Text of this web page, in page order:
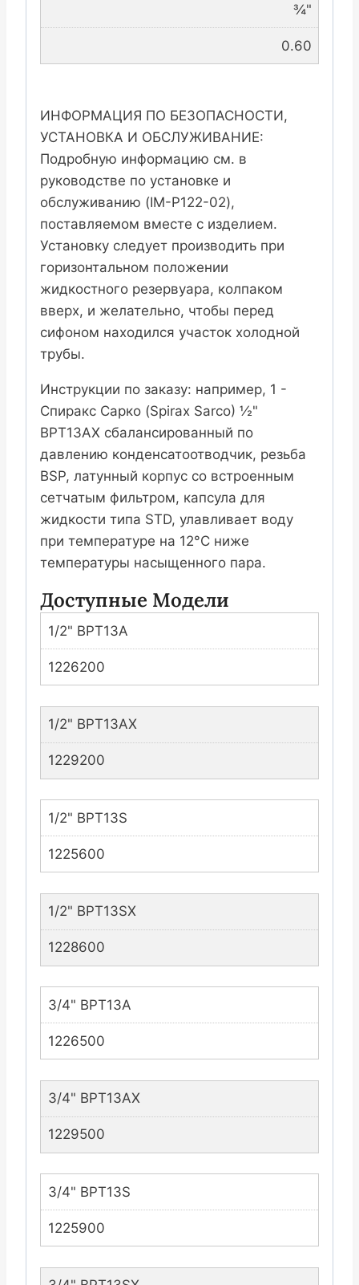
¾"
0.60
ИНФОРМАЦИЯ ПО БЕЗОПАСНОСТИ,
УСТАНОВКА И ОБСЛУЖИВАНИЕ:
Подробную информацию см. в
руководстве по установке и
обслуживанию (IM-P122-02),
поставляемом вместе с изделием.
Установку следует производить при
горизонтальном положении
жидкостного резервуара, колпаком
вверх, и желательно, чтобы перед
сифоном находился участок холодной
трубы.
Инструкции по заказу: например, 1 -
Спиракс Сарко (Spirax Sarco) ½"
BPT13AX сбалансированный по
давлению конденсатоотводчик, резьба
BSP, латунный корпус со встроенным
сетчатым фильтром, капсула для
жидкости типа STD, улавливает воду
при температуре на 12°C ниже
температуры насыщенного пара.
Доступные Модели
1/2" BPT13A
1226200
1/2" BPT13AX
1229200
1/2" BPT13S
1225600
1/2" BPT13SX
1228600
3/4" BPT13A
1226500
3/4" BPT13AX
1229500
3/4" BPT13S
1225900